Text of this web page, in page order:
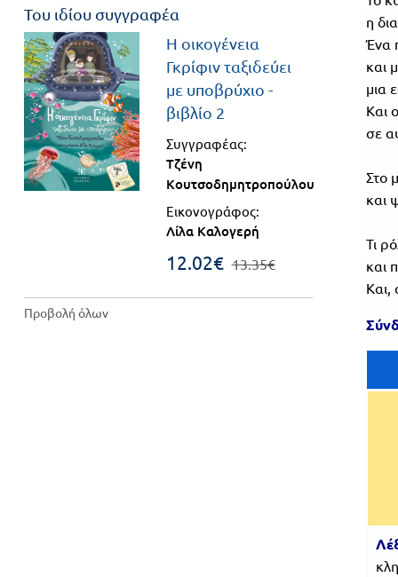
Βιβλιοθήκη
του
εκπαιδευτικού
Πανελλήνιοι
Μαθητικοί
Διαγωνισμοί
Παζλ και
Γ΄
Τάξη
Ε.ΠΑΛ.
Για
όλο
Του ιδίου συγγραφέα
Η οικογένεια
Γκρίφιν ταξιδεύει
με υποβρύχιο -
βιβλίο 2
Συγγραφέας:
Τζένη
Κουτσοδημητροπούλου
Εικονογράφος:
Λίλα Καλογερή
12.02€ 13.35€
Προβολή όλων
η
Ένα
και
μια
Και
σε
Στο
και
Τι
και
Και,